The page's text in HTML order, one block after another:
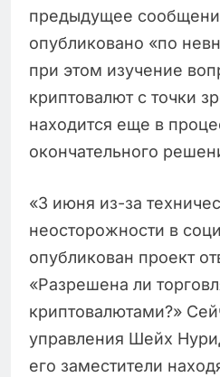
предыдущее
опубликовано «по
при этом изучение
криптовалют с точки
находится еще в
окончательного
«3 июня из-за
неосторожности в
опубликован проект
«Разрешена ли
криптовалютами?»
управления Шейх
его заместители